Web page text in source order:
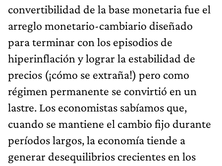
convertibilidad de la base monetaria fue el
arreglo monetario-cambiario diseñado
para terminar con los episodios de
hiperinflación y lograr la estabilidad de
precios (¡cómo se extraña!) pero como
régimen permanente se convirtió en un
lastre. Los economistas sabíamos que,
cuando se mantiene el cambio fijo durante
períodos largos, la economía tiende a
generar desequilibrios crecientes en los